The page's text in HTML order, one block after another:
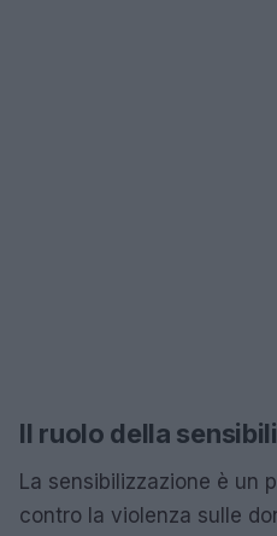
Il ruolo della
La sensibilizzazione è un
contro la violenza sulle